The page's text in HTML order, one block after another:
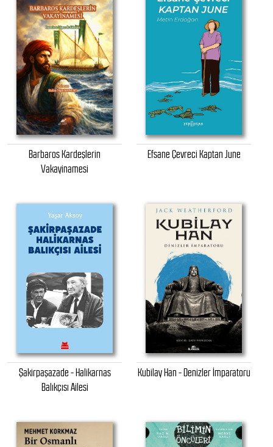
Barbaros Kardeşlerin
Vakayinamesi
Efsane Çevreci Kaptan June
Şakirpaşazade - Halikarnas
Balıkçısı Ailesi
Kubilay Han - Denizler İmparatoru